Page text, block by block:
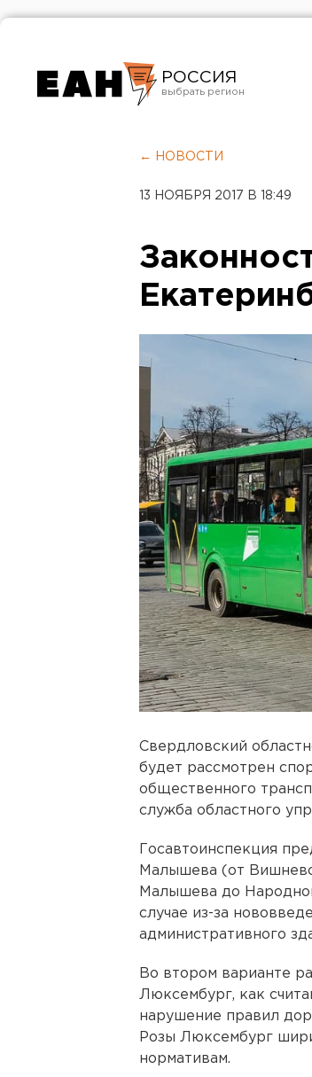
РОССИЯ
Челябинск
← НОВОСТИ
13 НОЯБРЯ 2017 В 18:49
Свердловский
будет рассмотрен
общественного
служба областного
Госавтоинспекция
Малышева (от
Малышева до
случае из-за
административного
Во втором варианте
Люксембург, как
нарушение правил
Розы Люксембург
нормативам.